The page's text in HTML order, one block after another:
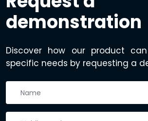
demonstration
Discover how our product
specific needs by requesting a